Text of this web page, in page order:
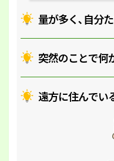
量が多く､自分
突然のことで何
遠方に住んでい